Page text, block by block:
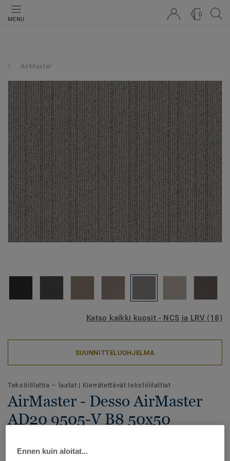
MENU
0
AirMaster
Katso kaikki kuosit - NCS ja LRV (18)
SUUNNITTELUOHJELMA
Tekstiililattia – laatat | Kierrätettävät tekstiililattiat
AirMaster - Desso AirMaster
AD20 9505-V B8 50x50
Ennen kuin aloitat...